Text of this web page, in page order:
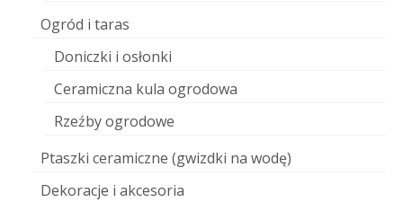
Ogród i taras
Doniczki i osłonki
Ceramiczna kula ogrodowa
Rzeźby ogrodowe
Ptaszki ceramiczne (gwizdki na wodę)
Dekoracje i akcesoria